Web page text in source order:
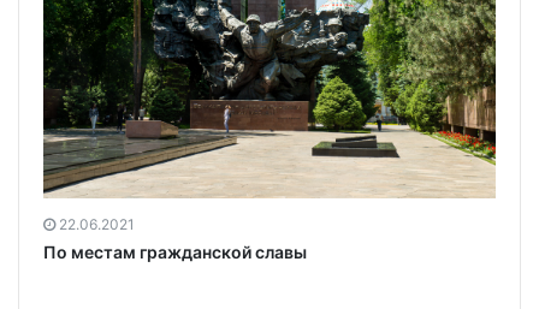
22.06.2021
По местам гражданской славы